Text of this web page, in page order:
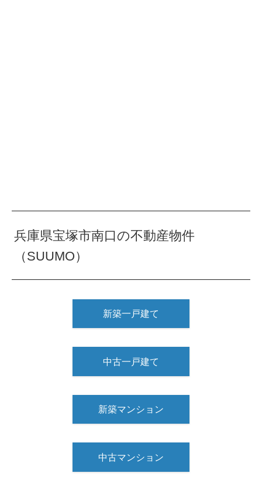
兵庫県宝塚市南口の不動産物件
（SUUMO）
新築一戸建て
中古一戸建て
新築マンション
中古マンション